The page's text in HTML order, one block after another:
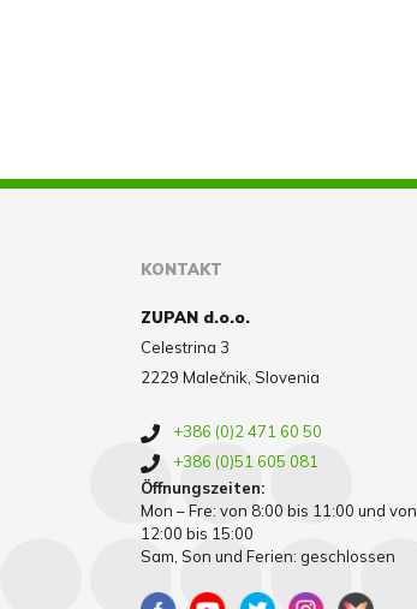
KONTAKT
ZUPAN d.o.o.
Celestrina 3
2229 Malečnik, Slovenia
+386 (0)2 471 60 50
+386 (0)51 605 081
Öffnungszeiten:
Mon – Fre: von 8:00 bis 11:00 und von
12:00 bis 15:00
Sam, Son und Ferien: geschlossen